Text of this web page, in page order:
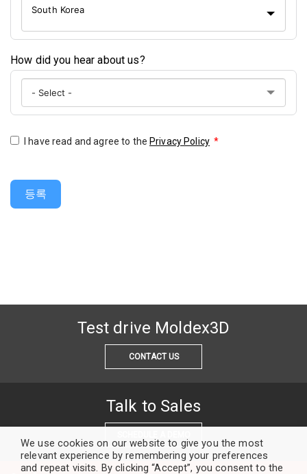
South Korea
How did you hear about us?
I have read and agree to the Privacy Policy *
등록
Test drive Moldex3D
CONTACT US
Talk to Sales
We use cookies on our website to give you the most
relevant experience by remembering your preferences
and repeat visits. By clicking “Accept”, you consent to the